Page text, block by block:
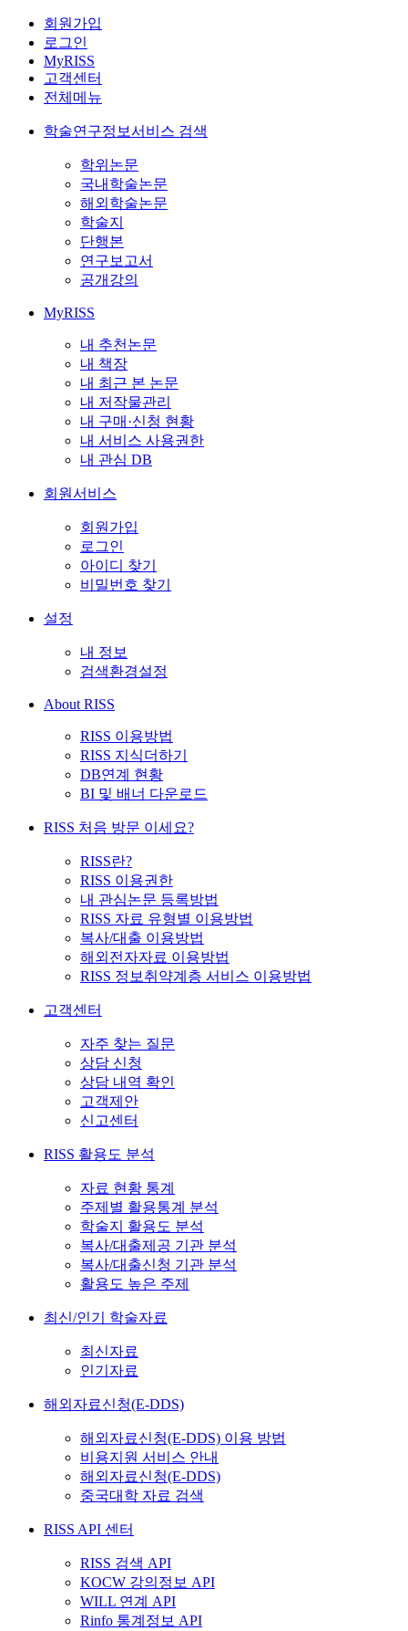
회원가입
로그인
MyRISS
고객센터
전체메뉴
학술연구정보서비스 검색
학위논문
국내학술논문
해외학술논문
학술지
단행본
연구보고서
공개강의
MyRISS
내 추천논문
내 책장
내 최근 본 논문
내 저작물관리
내 구매·신청 현황
내 서비스 사용권한
내 관심 DB
회원서비스
회원가입
로그인
아이디 찾기
비밀번호 찾기
설정
내 정보
검색환경설정
About RISS
RISS 이용방법
RISS 지식더하기
DB연계 현황
BI 및 배너 다운로드
RISS 처음 방문 이세요?
RISS란?
RISS 이용권한
내 관심논문 등록방법
RISS 자료 유형별 이용방법
복사/대출 이용방법
해외전자자료 이용방법
RISS 정보취약계층 서비스 이용방법
고객센터
자주 찾는 질문
상담 신청
상담 내역 확인
고객제안
신고센터
RISS 활용도 분석
자료 현황 통계
주제별 활용통계 분석
학술지 활용도 분석
복사/대출제공 기관 분석
복사/대출신청 기관 분석
활용도 높은 주제
최신/인기 학술자료
최신자료
인기자료
해외자료신청(E-DDS)
해외자료신청(E-DDS) 이용 방법
비용지원 서비스 안내
해외자료신청(E-DDS)
중국대학 자료 검색
RISS API 센터
RISS 검색 API
KOCW 강의정보 API
WILL 연계 API
Rinfo 통계정보 API